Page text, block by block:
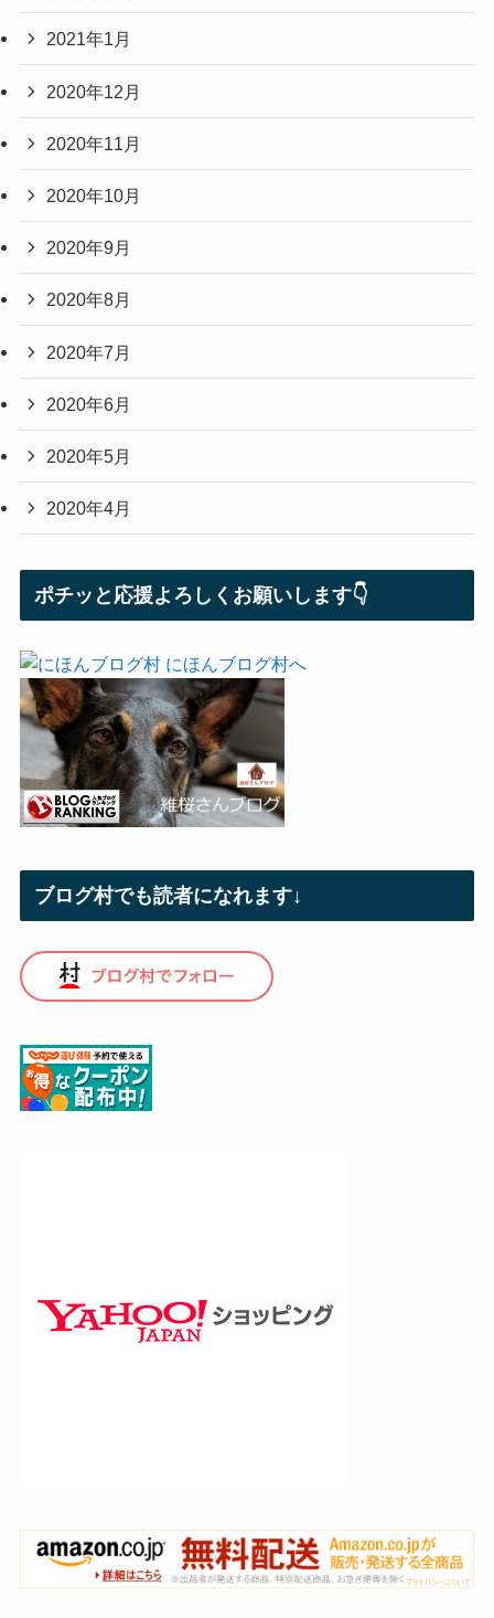
2021年1月
2020年12月
2020年11月
2020年10月
2020年9月
2020年8月
2020年7月
2020年6月
2020年5月
2020年4月
ポチッと応援よろしくお願いします👇
ブログ村でも読者になれます↓